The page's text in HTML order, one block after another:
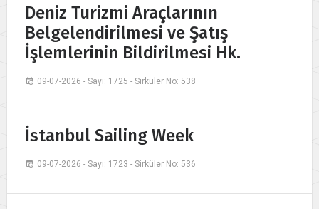
Deniz Turizmi Araçlarının
Belgelendirilmesi ve Şatış
İşlemlerinin Bildirilmesi Hk.
09-07-2026 - Sayı: 1725 - Sirküler No: 538
İstanbul Sailing Week
09-07-2026 - Sayı: 1723 - Sirküler No: 536